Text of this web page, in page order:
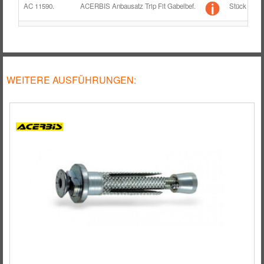
TANK
ZUBEHÖR
AC 11590. ACERBIS Anbausatz Trip Fit Gabelbef. Stück
WEITERE AUSFÜHRUNGEN: